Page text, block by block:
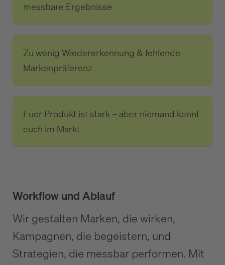
messbare Ergebnisse
Zu wenig Wiedererkennung & fehlende
Markenpräferenz
Euer Produkt ist stark – aber niemand kennt
euch im Markt
Workflow und Ablauf
Wir gestalten Marken, die wirken,
Kampagnen, die begeistern, und
Strategien, die messbar performen. Mit